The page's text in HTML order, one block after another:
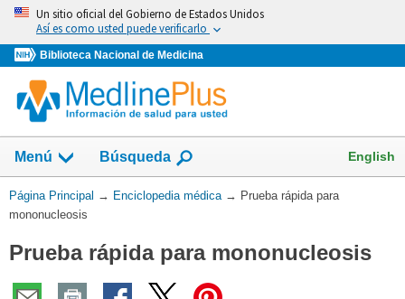
Omita
vaya
al
Contenido
Un sitio oficial del Gobierno de Estados Unidos
Así es como usted puede verificarlo
Biblioteca Nacional de Medicina
Menú Búsqueda English
Usted
está
Página Principal → Enciclopedia médica → Prueba rápida para
mononucleosis
Prueba rápida para mononucleosis